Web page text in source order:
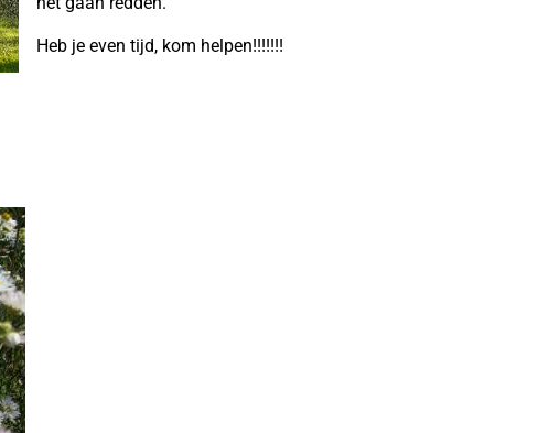
Heb je even tijd, kom helpen!!!!!!!